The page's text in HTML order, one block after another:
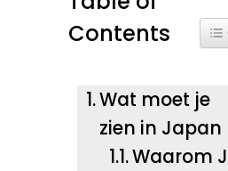
Contents
Wat moet je
zien in Japan
Waarom